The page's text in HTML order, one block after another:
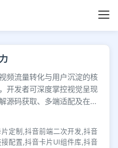
第112页
频流量转化与用户沉淀的核
开发者可深度掌控视觉呈现
源码获取、多端适配及在个
定制,抖音前端二次开发,抖音
配置,抖音卡片UI组件库,抖音